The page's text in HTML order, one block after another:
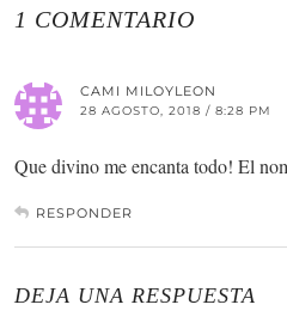
1 COMENTARIO
CAMI MILOYLEON
28 AGOSTO, 2018 / 8:28 PM
Que divino me encanta todo! El
RESPONDER
DEJA UNA RESPUESTA